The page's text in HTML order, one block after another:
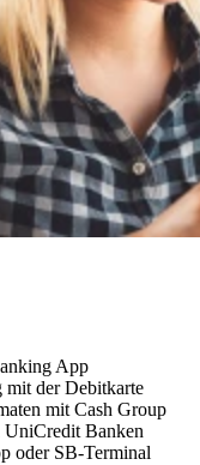
App
mit der Debitkarte
mit Cash Group
Banken
oder SB-Terminal